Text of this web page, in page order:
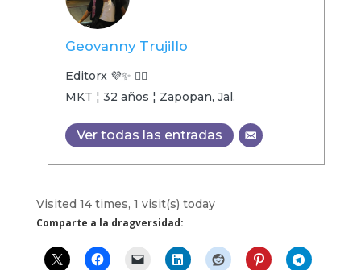
Geovanny Trujillo
Editorx 💜✨ 🏳️‍🌈
MKT ¦ 32 años ¦ Zapopan, Jal.
Ver todas las entradas
Visited 14 times, 1 visit(s) today
Comparte a la dragversidad: